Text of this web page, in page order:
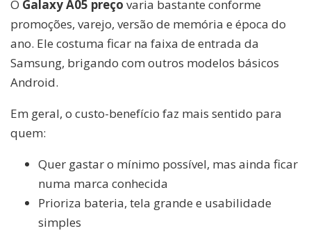
O Galaxy A05 preço varia bastante conforme
promoções, varejo, versão de memória e época do
ano. Ele costuma ficar na faixa de entrada da
Samsung, brigando com outros modelos básicos
Android.
Em geral, o custo-benefício faz mais sentido para
quem:
Quer gastar o mínimo possível, mas ainda ficar
numa marca conhecida
Prioriza bateria, tela grande e usabilidade
simples